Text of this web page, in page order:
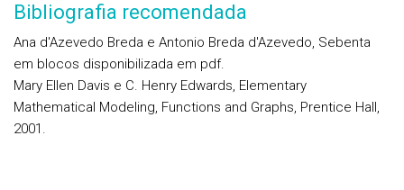
Bibliografia recomendada
Ana d'Azevedo Breda e Antonio Breda d'Azevedo, Sebenta
em blocos disponibilizada em pdf.
Mary Ellen Davis e C. Henry Edwards, Elementary
Mathematical Modeling, Functions and Graphs, Prentice Hall,
2001.